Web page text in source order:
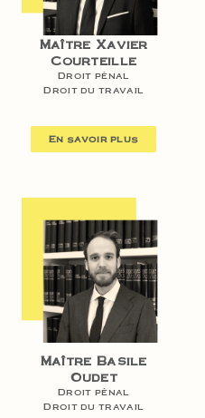
Maître Xavier
Courteille
Droit pénal
Droit du travail
En savoir plus
Maître Basile
Oudet
Droit pénal
Droit du travail